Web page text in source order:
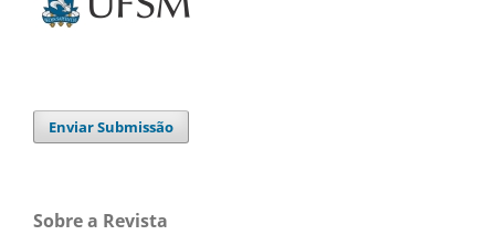
Enviar Submissão
Sobre a Revista